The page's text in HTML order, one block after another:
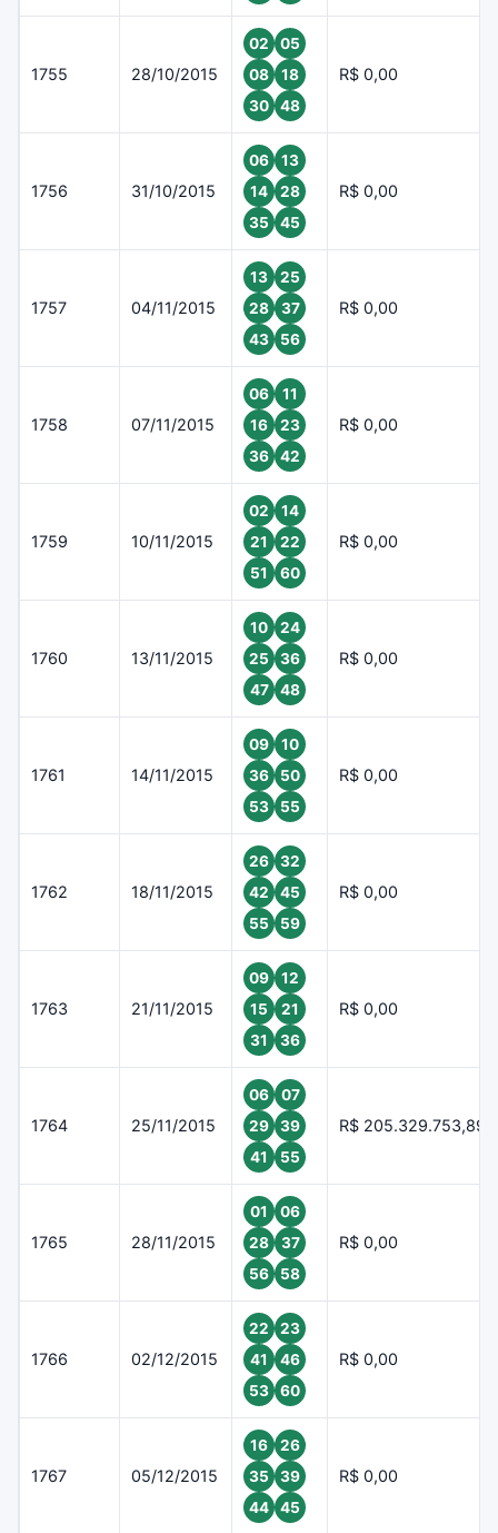
1755 28/10/2015
02
05
08
18
30
48
R$ 0,00
1756 31/10/2015
06
13
14
28
35
45
R$ 0,00
1757 04/11/2015
13
25
28
37
43
56
R$ 0,00
1758 07/11/2015
06
11
16
23
36
42
R$ 0,00
1759 10/11/2015
02
14
21
22
51
60
R$ 0,00
1760 13/11/2015
10
24
25
36
47
48
R$ 0,00
1761 14/11/2015
09
10
36
50
53
55
R$ 0,00
1762 18/11/2015
26
32
42
45
55
59
R$ 0,00
1763 21/11/2015
09
12
15
21
31
36
R$ 0,00
1764 25/11/2015
06
07
29
39
41
55
R$ 205.329.753,89
1765 28/11/2015
01
06
28
37
56
58
R$ 0,00
1766 02/12/2015
22
23
41
46
53
60
R$ 0,00
1767 05/12/2015
16
26
35
39
44
45
R$ 0,00